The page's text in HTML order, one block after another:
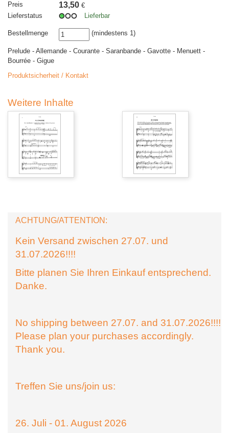
Preis
13,50 €
Lieferstatus
Lieferbar
Bestellmenge (mindestens 1)
Prelude - Allemande - Courante - Saranbande - Gavotte - Menuett -
Bourrée - Gigue
Produktsicherheit / Kontakt
Weitere Inhalte
ACHTUNG/ATTENTION:
Kein Versand zwischen 27.07. und
31.07.2026!!!!
Bitte planen Sie Ihren Einkauf entsprechend.
Danke.
No shipping between 27.07. and 31.07.2026!!!!
Please plan your purchases accordingly.
Thank you.
Treffen Sie uns/join us:
26. Juli - 01. August 2026